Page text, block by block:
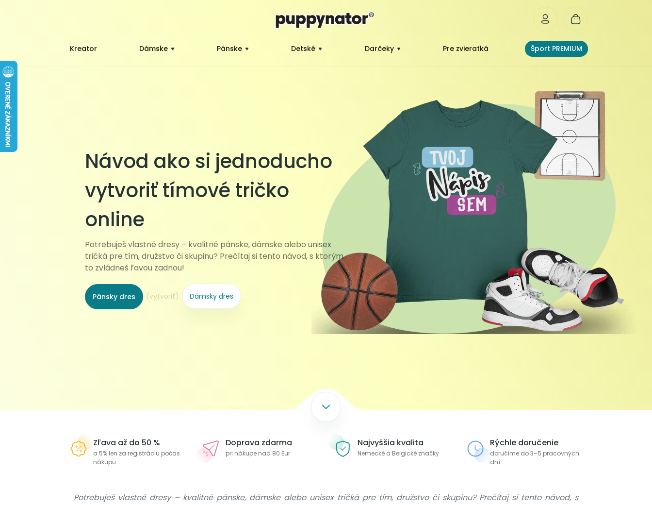
Kreator Dámske Pánske Detské Darčeky Pre zvieratká Šport PREMIUM
Návod ako si jednoducho
vytvoriť tímové tričko
online
Potrebuješ vlastné dresy – kvalitné pánske, dámske alebo unisex
tričká pre tím, družstvo či skupinu? Prečítaj si tento návod, s ktorým
to zvládneš ľavou zadnou!
Pánsky dres (vytvoriť) Dámsky dres
Zľava až do 50 %
a 5% len za registráciu počas
nákupu
Doprava zdarma
pri nákupe nad 80 Eur
Najvyššia kvalita
Nemecké a Belgické značky
Rýchle doručenie
doručíme do 3–5 pracovných
dní
Potrebuješ vlastné dresy – kvalitné pánske, dámske alebo unisex tričká pre tím, družstvo či skupinu? Prečítaj si tento návod, s